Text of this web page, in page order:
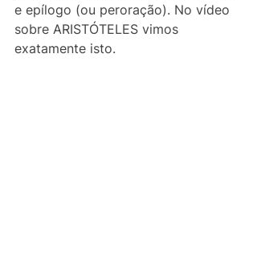
e epílogo (ou peroração). No vídeo
sobre ARISTÓTELES vimos
exatamente isto.